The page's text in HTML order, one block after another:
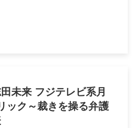
未来 フジテレビ系月
ック～裁きを操る弁護